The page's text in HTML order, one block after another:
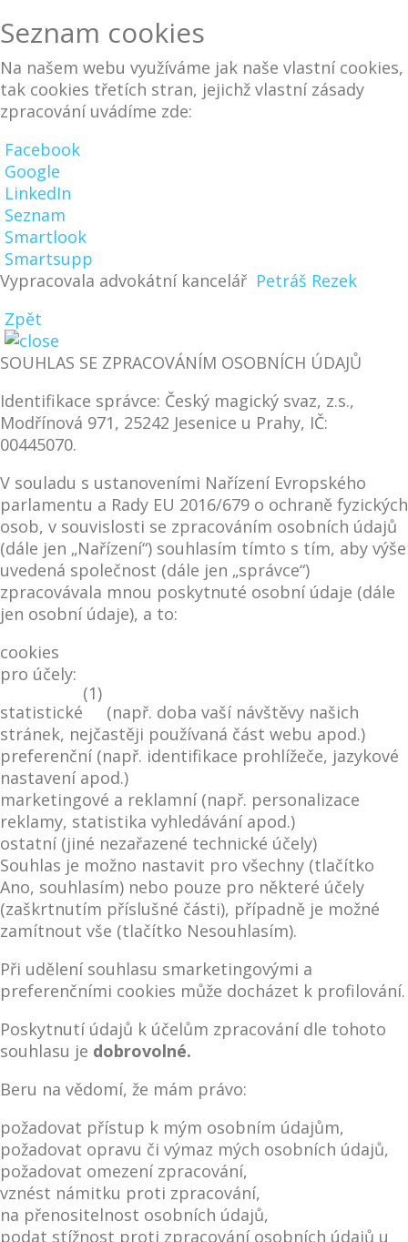
Seznam cookies
Na našem webu využíváme jak naše vlastní cookies,
tak cookies třetích stran, jejichž vlastní zásady
zpracování uvádíme zde:
Facebook
Google
LinkedIn
Seznam
Smartlook
Smartsupp
Vypracovala advokátní kancelář Petráš Rezek
Zpět
SOUHLAS SE ZPRACOVÁNÍM OSOBNÍCH ÚDAJŮ
Identifikace správce: Český magický svaz, z.s.,
Modřínová 971, 25242 Jesenice u Prahy, IČ:
00445070.
V souladu s ustanoveními Nařízení Evropského
parlamentu a Rady EU 2016/679 o ochraně fyzických
osob, v souvislosti se zpracováním osobních údajů
(dále jen „Nařízení“) souhlasím tímto s tím, aby výše
uvedená společnost (dále jen „správce“)
zpracovávala mnou poskytnuté osobní údaje (dále
jen osobní údaje), a to:
cookies
pro účely:
statistické
(1)
(např. doba vaší návštěvy našich
stránek, nejčastěji používaná část webu apod.)
preferenční (např. identifikace prohlížeče, jazykové
nastavení apod.)
marketingové a reklamní (např. personalizace
reklamy, statistika vyhledávání apod.)
ostatní (jiné nezařazené technické účely)
Souhlas je možno nastavit pro všechny (tlačítko
Ano, souhlasím) nebo pouze pro některé účely
(zaškrtnutím příslušné části), případně je možné
zamítnout vše (tlačítko Nesouhlasím).
Při udělení souhlasu smarketingovými a
preferenčními cookies může docházet k profilování.
Poskytnutí údajů k účelům zpracování dle tohoto
souhlasu je dobrovolné.
Beru na vědomí, že mám právo:
požadovat přístup k mým osobním údajům,
požadovat opravu či výmaz mých osobních údajů,
požadovat omezení zpracování,
vznést námitku proti zpracování,
na přenositelnost osobních údajů,
podat stížnost proti zpracování osobních údajů u